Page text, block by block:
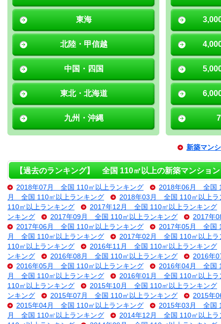
東海
北陸・甲信越
中国・四国
東北・北海道
九州・沖縄
新築マン
【過去のランキング】 全国 110㎡以上の新築マンション
2018年07月 全国 110㎡以上ランキング
2018年06月 全国
月 全国 110㎡以上ランキング
2018年03月 全国 110㎡以上ラ
110㎡以上ランキング
2017年12月 全国 110㎡以上ランキング
ンキング
2017年09月 全国 110㎡以上ランキング
2017年
2017年06月 全国 110㎡以上ランキング
2017年05月 全国
月 全国 110㎡以上ランキング
2017年02月 全国 110㎡以上ラ
110㎡以上ランキング
2016年11月 全国 110㎡以上ランキング
ンキング
2016年08月 全国 110㎡以上ランキング
2016年
2016年05月 全国 110㎡以上ランキング
2016年04月 全国
月 全国 110㎡以上ランキング
2016年01月 全国 110㎡以上ラ
110㎡以上ランキング
2015年10月 全国 110㎡以上ランキング
ンキング
2015年07月 全国 110㎡以上ランキング
2015年
2015年04月 全国 110㎡以上ランキング
2015年03月 全国
月 全国 110㎡以上ランキング
2014年12月 全国 110㎡以上ラ